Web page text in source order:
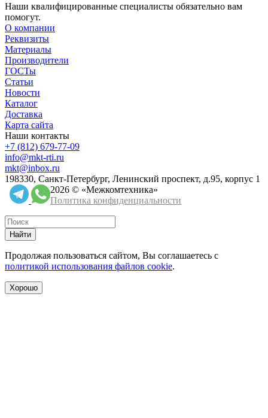
Наши квалифицированные специалисты обязательно вам
помогут.
О компании
Реквизиты
Материалы
Производители
ГОСТы
Статьи
Новости
Каталог
Доставка
Карта сайта
Наши контакты
+7 (812) 679-77-09
info@mkt-rti.ru
mkt@inbox.ru
198330, Санкт-Петербург, Ленинский проспект, д.95, корпус 1
2026 © «Межкомтехника»
Политика конфиденциальности
Найти
Продолжая пользоваться сайтом, Вы соглашаетесь с
политикой использования файлов cookie.
Хорошо